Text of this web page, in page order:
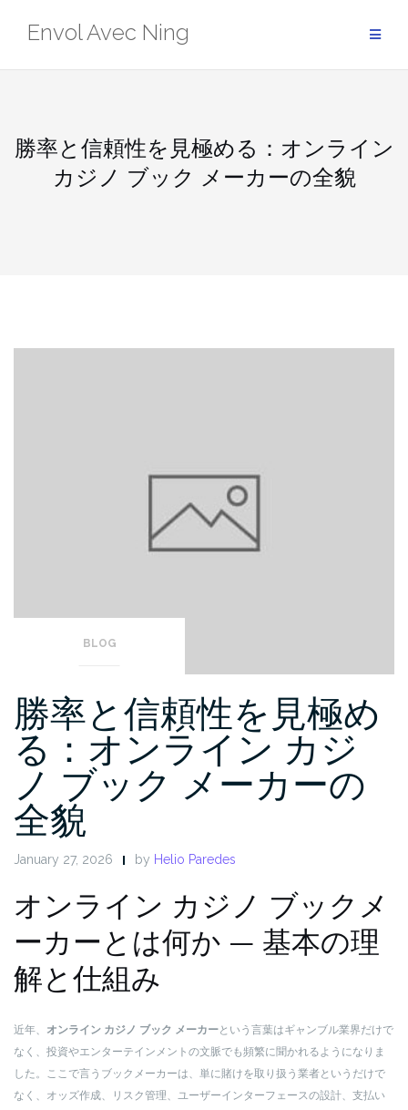
Envol Avec Ning
勝率と信頼性を見極める：オンライン
カジノ ブック メーカーの全貌
BLOG
勝率と信頼性を見極め
る：オンライン カジ
ノ ブック メーカーの
全貌
January 27, 2026 by Helio Paredes
オンライン カジノ ブックメ
ーカーとは何か — 基本の理
解と仕組み
近年、 オンライン カジノ ブック メーカーという言葉はギャンブル業界だけで
なく、投資やエンターテインメントの文脈でも頻繁に聞かれるようになりま
した。ここで言うブックメーカーは、単に賭けを取り扱う業者というだけで
なく、オッズ作成、リスク管理、ユーザーインターフェースの設計、支払い